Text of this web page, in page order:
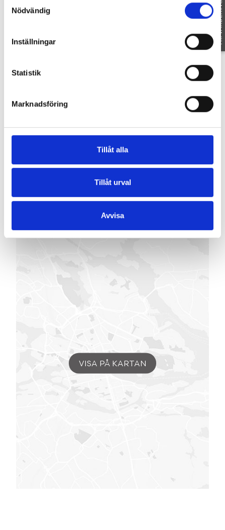
Nödvändig
Inställningar
Statistik
Marknadsföring
Tillåt alla
Tillåt urval
Avvisa
Karta
58931 LINKÖPING
VISA PÅ KARTAN
FRI VÄRDERING